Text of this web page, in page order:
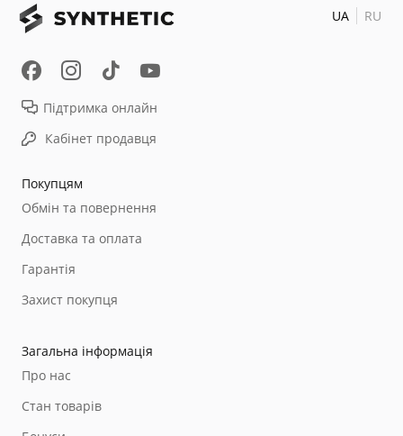
Покупцям
Обмін та повернення
Доставка та оплата
Гарантія
Захист покупця
Загальна інформація
Про нас
Стан товарів
Підтримка онлайн
Кабінет продавця
UA RU